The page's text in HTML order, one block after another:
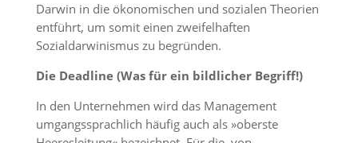
Darwin in die ökonomischen und sozialen Theorien
entführt, um somit einen zweifelhaften
Sozialdarwinismus zu begründen.
Die Deadline (Was für ein bildlicher Begriff!)
In den Unternehmen wird das Management
umgangssprachlich häufig auch als »oberste